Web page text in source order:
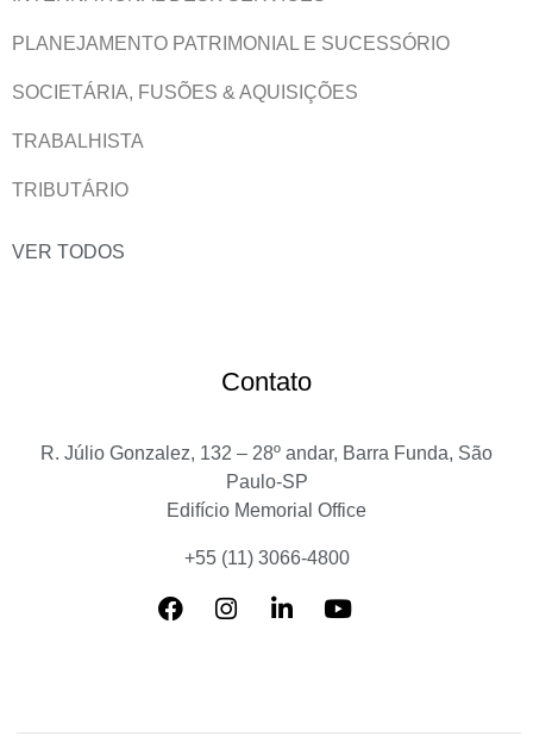
PLANEJAMENTO PATRIMONIAL E SUCESSÓRIO
SOCIETÁRIA, FUSÕES & AQUISIÇÕES
TRABALHISTA
TRIBUTÁRIO
VER TODOS
Contato
R. Júlio Gonzalez, 132 – 28º andar, Barra Funda, São
Paulo-SP
Edifício Memorial Office
+55 (11) 3066-4800